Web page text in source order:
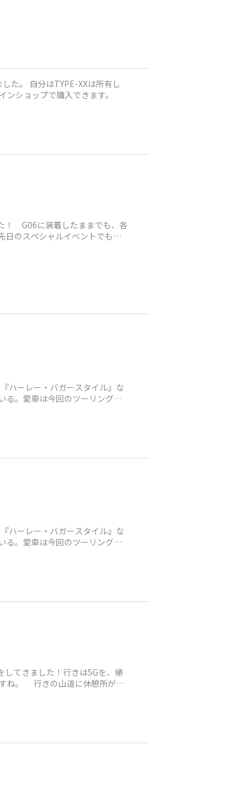
た。 自分はTYPE-XXは所有し
ショップで購入できます。
！ G06に装着したままでも、各
のスペシャルイベントでも、
ハーレー・バガースタイル』な
る。愛車は今回のツーリングで
ハーレー・バガースタイル』な
る。愛車は今回のツーリングで
てきました！行きは5Gを、帰
すね。 行きの山道に休憩所があ